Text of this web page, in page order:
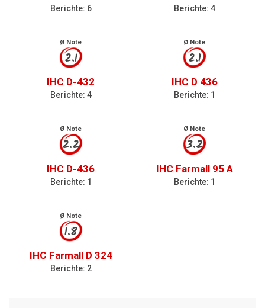
Berichte: 6 Berichte: 4
Ø Note
2.1
IHC D-432
Berichte: 4
Ø Note
2.1
IHC D 436
Berichte: 1
Ø Note
2.2
IHC D-436
Berichte: 1
Ø Note
3.2
IHC Farmall 95 A
Berichte: 1
Ø Note
1.8
IHC Farmall D 324
Berichte: 2